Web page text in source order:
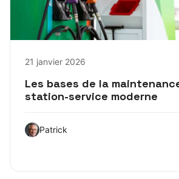
21 janvier 2026
Les bases de la
station-service moderne
Patrick